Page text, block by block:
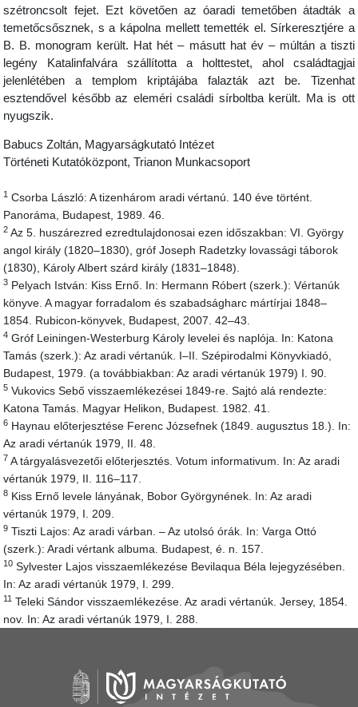
szétroncsolt fejet. Ezt követően az óaradi temetőben átadták a
temetőcsősznek, s a kápolna mellett temették el. Sírkeresztjére a
B. B. monogram került. Hat hét – másutt hat év – múltán a tiszti
legény Katalinfalvára szállította a holttestet, ahol családtagjai
jelenlétében a templom kriptájába falazták azt be. Tizenhat
esztendővel később az eleméri családi sírboltba került. Ma is ott
nyugszik.
Babucs Zoltán, Magyarságkutató Intézet
Történeti Kutatóközpont, Trianon Munkacsoport
1 Csorba László: A tizenhárom aradi vértanú. 140 éve történt.
Panoráma, Budapest, 1989. 46.
2 Az 5. huszárezred ezredtulajdonosai ezen időszakban: VI. György
angol király (1820–1830), gróf Joseph Radetzky lovassági táborok
(1830), Károly Albert szárd király (1831–1848).
3 Pelyach István: Kiss Ernő. In: Hermann Róbert (szerk.): Vértanúk
könyve. A magyar forradalom és szabadságharc mártírjai 1848–
1854. Rubicon-könyvek, Budapest, 2007. 42–43.
4 Gróf Leiningen-Westerburg Károly levelei és naplója. In: Katona
Tamás (szerk.): Az aradi vértanúk. I–II. Szépirodalmi Könyvkiadó,
Budapest, 1979. (a továbbiakban: Az aradi vértanúk 1979) I. 90.
5 Vukovics Sebő visszaemlékezései 1849-re. Sajtó alá rendezte:
Katona Tamás. Magyar Helikon, Budapest. 1982. 41.
6 Haynau előterjesztése Ferenc Józsefnek (1849. augusztus 18.). In:
Az aradi vértanúk 1979, II. 48.
7 A tárgyalásvezetői előterjesztés. Votum informativum. In: Az aradi
vértanúk 1979, II. 116–117.
8 Kiss Ernő levele lányának, Bobor Györgynének. In: Az aradi
vértanúk 1979, I. 209.
9 Tiszti Lajos: Az aradi várban. – Az utolsó órák. In: Varga Ottó
(szerk.): Aradi vértank albuma. Budapest, é. n. 157.
10 Sylvester Lajos visszaemlékezése Bevilaqua Béla lejegyzésében.
In: Az aradi vértanúk 1979, I. 299.
11 Teleki Sándor visszaemlékezése. Az aradi vértanúk. Jersey, 1854.
nov. In: Az aradi vértanúk 1979, I. 288.